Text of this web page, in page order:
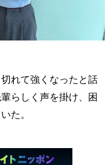
れて強くなったと話
らしく声を掛け、困
た。